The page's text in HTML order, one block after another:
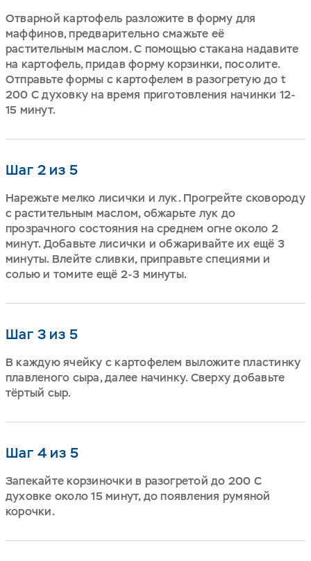
Отварной картофель разложите в форму для
маффинов, предварительно смажьте её
растительным маслом. С помощью стакана надавите
на картофель, придав форму корзинки, посолите.
Отправьте формы с картофелем в разогретую до t
200 С духовку на время приготовления начинки 12-
15 минут.
Шаг 2 из 5
Нарежьте мелко лисички и лук. Прогрейте сковороду
с растительным маслом, обжарьте лук до
прозрачного состояния на среднем огне около 2
минут. Добавьте лисички и обжаривайте их ещё 3
минуты. Влейте сливки, приправьте специями и
солью и томите ещё 2-3 минуты.
Шаг 3 из 5
В каждую ячейку с картофелем выложите пластинку
плавленого сыра, далее начинку. Сверху добавьте
тёртый сыр.
Шаг 4 из 5
Запекайте корзиночки в разогретой до 200 С
духовке около 15 минут, до появления румяной
корочки.